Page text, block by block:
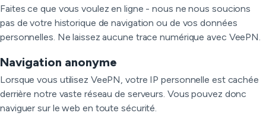
Faites ce que vous voulez en ligne - nous ne nous soucions
pas de votre historique de navigation ou de vos données
personnelles. Ne laissez aucune trace numérique avec VeePN.
Navigation anonyme
Lorsque vous utilisez VeePN, votre IP personnelle est cachée
derrière notre vaste réseau de serveurs. Vous pouvez donc
naviguer sur le web en toute sécurité.